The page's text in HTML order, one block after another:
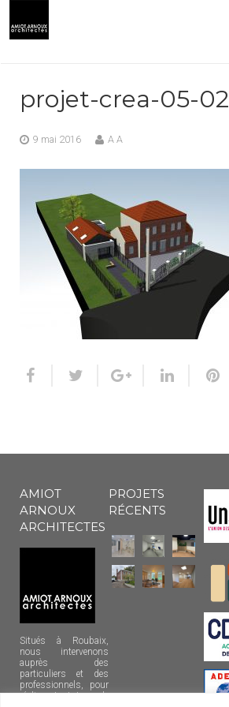
PRESTATIONS
projet-crea-05-02
9 mai 2016 A A
AMIOT
ARNOUX
ARCHITECTES
Situés à Roubaix,
nous intervenons
auprès des
particuliers et des
professionnels, pour
réaliser tout type de
PROJETS
RÉCENTS